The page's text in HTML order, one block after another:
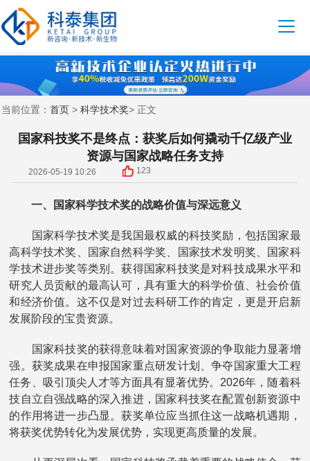
当前位置： 首页 > 科学技术奖> 正文
国家科技奖不是终点：获奖后如何撬动千亿级产业
资源与国家战略任务支持
2026-05-19 10:26 123
一、国家科学技术奖的战略价值与深远意义
国家科学技术奖是我国最权威的科技奖励，包括国家最
高科学技术奖、国家自然科学奖、国家技术发明奖、国家科
学技术进步奖等类别。获得国家科技奖是对科技成果水平和
研究人员贡献的最高认可，具有重大的科学价值、社会价值
和经济价值。这不仅是对过去科研工作的肯定，更是开启新
发展阶段的宝贵资源。
国家科技奖的获得意味着对国家资源的争取能力显著增
强。获奖成果在申报国家重点研发计划、争夺国家重大工程
任务、吸引顶尖人才等方面具有显著优势。2026年，随着科
技自立自强战略的深入推进，国家科技奖在配置创新资源中
的作用将进一步凸显。获奖单位应当抓住这一战略机遇期，
将获奖优势转化为发展优势，实现更高质量的发展。